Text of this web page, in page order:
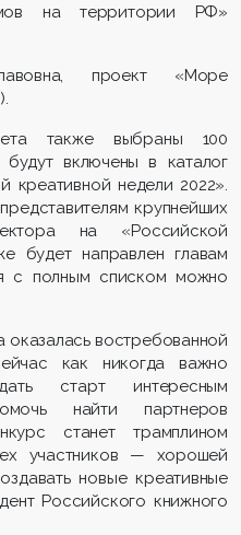
на территории РФ»
проект «Море
также выбраны 100
включены в каталог
креативной недели 2022».
крупнейших
на «Российской
будет направлен главам
с полным списком можно
оказалась востребованной
как никогда важно
старт интересным
найти партнеров
станет трамплином
участников — хорошей
новые креативные
Российского книжного